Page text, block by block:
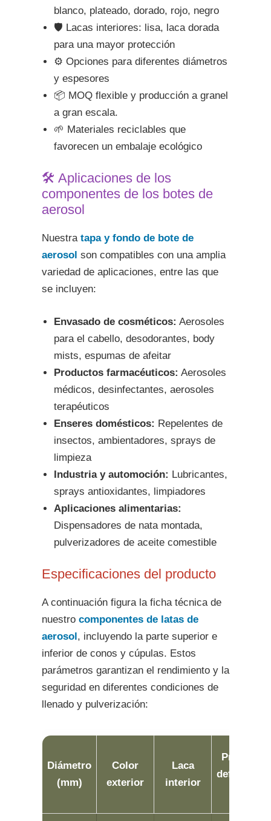
blanco, plateado, dorado, rojo, negro
🛡️ Lacas interiores: lisa, laca dorada
para una mayor protección
⚙️ Opciones para diferentes diámetros
y espesores
📦 MOQ flexible y producción a granel
a gran escala.
🌱 Materiales reciclables que
favorecen un embalaje ecológico
🛠️ Aplicaciones de los
componentes de los botes de
aerosol
Nuestra tapa y fondo de bote de
aerosol son compatibles con una amplia
variedad de aplicaciones, entre las que
se incluyen:
Envasado de cosméticos: Aerosoles
para el cabello, desodorantes, body
mists, espumas de afeitar
Productos farmacéuticos: Aerosoles
médicos, desinfectantes, aerosoles
terapéuticos
Enseres domésticos: Repelentes de
insectos, ambientadores, sprays de
limpieza
Industria y automoción: Lubricantes,
sprays antioxidantes, limpiadores
Aplicaciones alimentarias:
Dispensadores de nata montada,
pulverizadores de aceite comestible
Especificaciones del producto
A continuación figura la ficha técnica de
nuestro componentes de latas de
aerosol, incluyendo la parte superior e
inferior de conos y cúpulas. Estos
parámetros garantizan el rendimiento y la
seguridad en diferentes condiciones de
llenado y pulverización:
Diámetro
(mm)
Color
exterior
Laca
interior
Presión